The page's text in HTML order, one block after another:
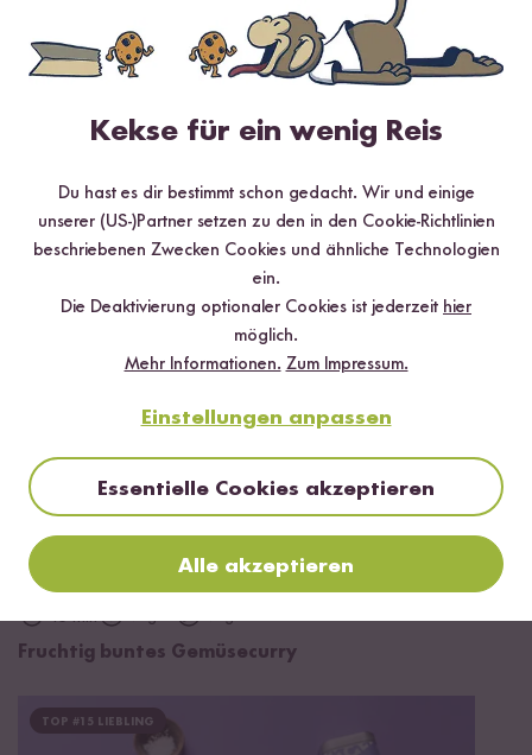
20 min Vegan
Wok-Gemüse mit Kokosmilch Sauce und Reis
45 min
Fruchtig buntes Gemüsecurry
TOP #15 LIEBLING
Kekse für ein wenig Reis
Du hast es dir bestimmt schon gedacht. Wir und einige
unserer (US-)Partner setzen zu den in den Cookie-Richtlinien
beschriebenen Zwecken Cookies und ähnliche Technologien
ein.
Die Deaktivierung optionaler Cookies ist jederzeit hier
möglich.
Mehr Informationen. Zum Impressum.
Einstellungen anpassen
Essentielle Cookies akzeptieren
Alle akzeptieren